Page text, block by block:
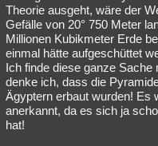
Theorie ausgeht, wäre der
Gefälle von 20° 750 Meter
Millionen Kubikmeter Erde
einmal hätte aufgeschüttet
Ich finde diese ganze
denke ich, dass die
Ägyptern erbaut wurden! Es
anerkannt, da es sich ja
hat!